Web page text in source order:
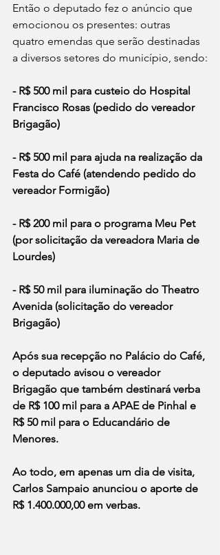
Então o deputado fez o anúncio que
emocionou os presentes: outras
quatro emendas que serão destinadas
a diversos setores do município, sendo:
- R$ 500 mil para custeio do Hospital
Francisco Rosas (pedido do vereador
Brigagão)
- R$ 500 mil para ajuda na realização da
Festa do Café (atendendo pedido do
vereador Formigão)
- R$ 200 mil para o programa Meu Pet
(por solicitação da vereadora Maria de
Lourdes)
- R$ 50 mil para iluminação do Theatro
Avenida (solicitação do vereador
Brigagão)
Após sua recepção no Palácio do Café,
o deputado avisou o vereador
Brigagão que também destinará verba
de R$ 100 mil para a APAE de Pinhal e
R$ 50 mil para o Educandário de
Menores.
Ao todo, em apenas um dia de visita,
Carlos Sampaio anunciou o aporte de
R$ 1.400.000,00 em verbas.